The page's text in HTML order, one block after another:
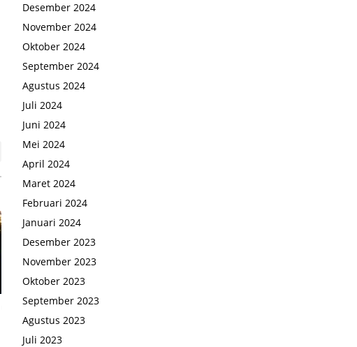
Desember 2024
November 2024
Oktober 2024
September 2024
Agustus 2024
Juli 2024
Juni 2024
Mei 2024
April 2024
Maret 2024
Februari 2024
Januari 2024
Desember 2023
November 2023
Oktober 2023
September 2023
Agustus 2023
Juli 2023